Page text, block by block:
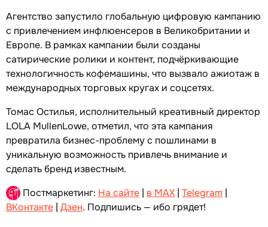
Агентство запустило глобальную цифровую кампанию
с привлечением инфлюенсеров в Великобритании и
Европе. В рамках кампании были созданы
сатирические ролики и контент, подчёркивающие
технологичность кофемашины, что вызвало ажиотаж в
международных торговых кругах и соцсетях.
Томас Остилья, исполнительный креативный директор
LOLA MullenLowe, отметил, что эта кампания
превратила бизнес-проблему с пошлинами в
уникальную возможность привлечь внимание и
сделать бренд известным.
Постмаркетинг: На сайте | в MAX | Telegram |
ВКонтакте | Дзен. Подпишись — ибо грядет!